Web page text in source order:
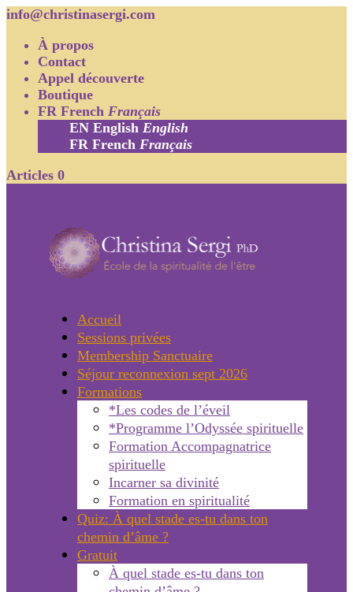
info@christinasergi.com
À propos
Contact
Appel découverte
Boutique
FR French Français
EN English English
FR French Français
Articles 0
Accueil
Sessions privées
Membership Sanctuaire
Séjour reconnexion sept 2026
Formations
*Les codes de l’éveil
*Programme l’Odyssée spirituelle
Formation Accompagnatrice
spirituelle
Incarner sa divinité
Formation en spiritualité
Quiz: À quel stade es-tu dans ton
chemin d’âme ?
Gratuit
À quel stade es-tu dans ton